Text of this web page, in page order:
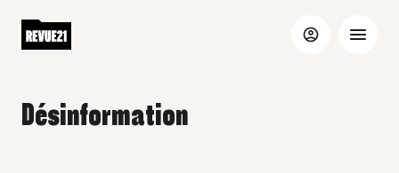
Désinformation